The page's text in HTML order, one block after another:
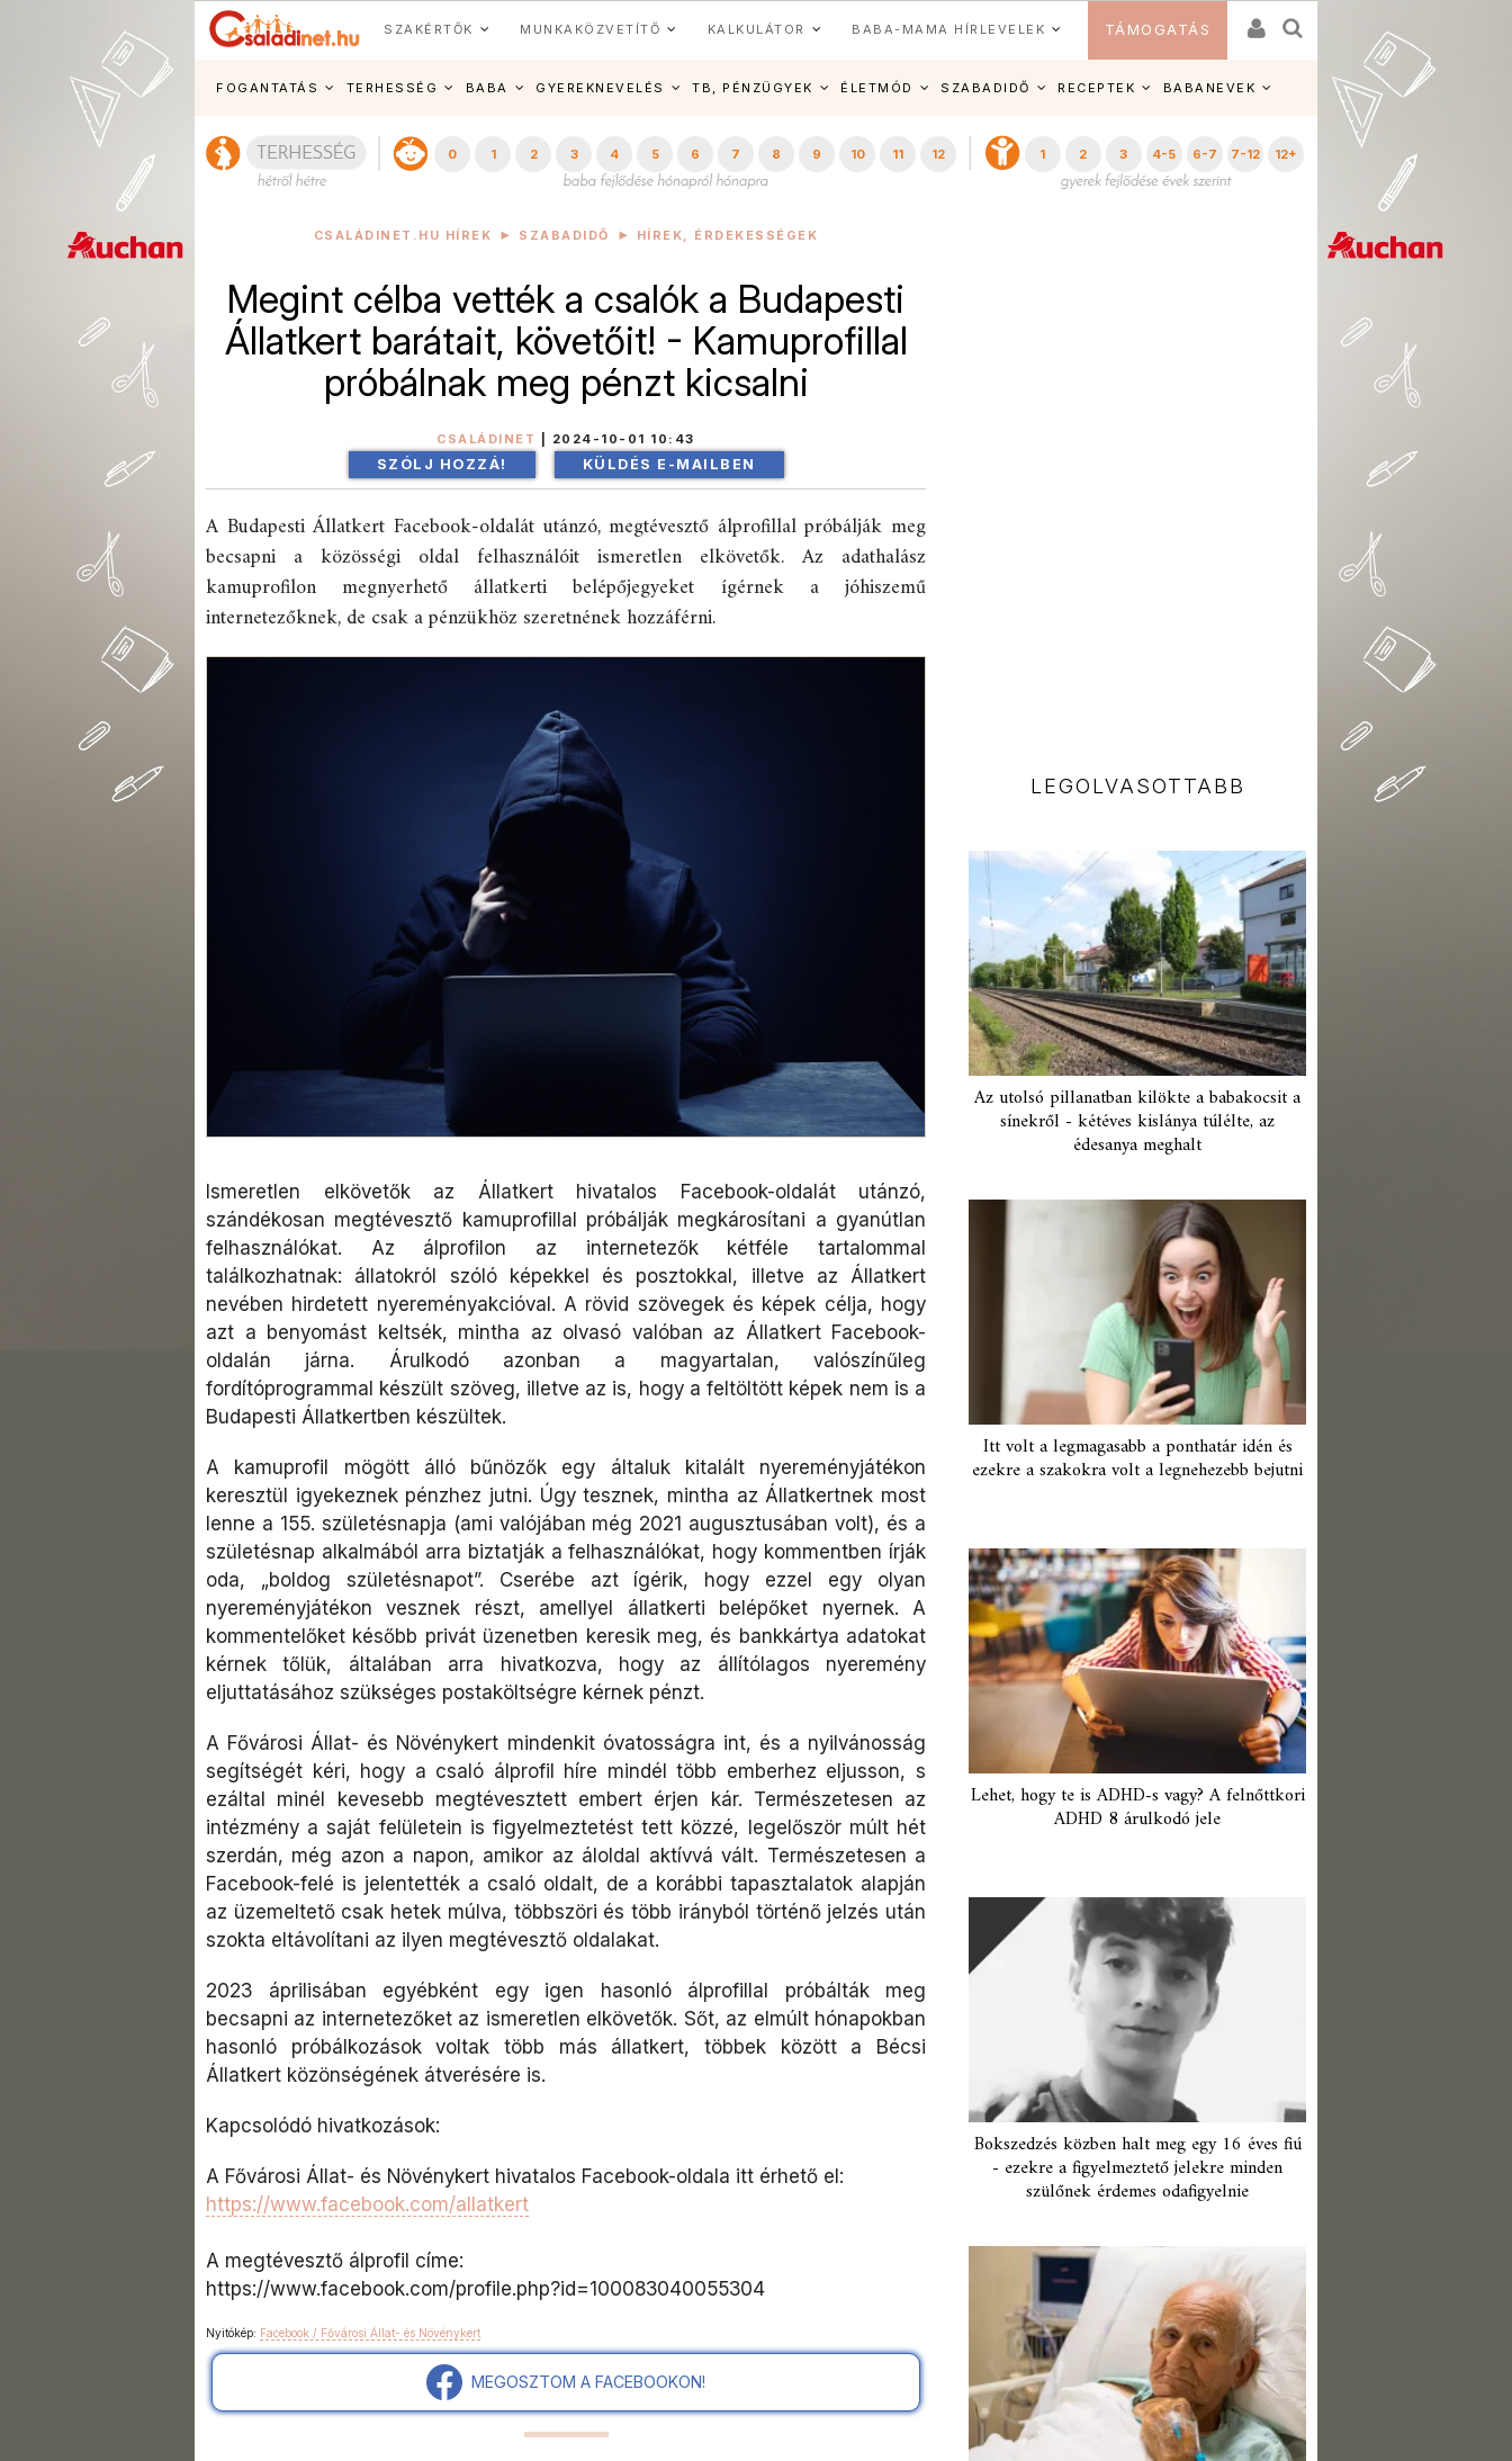
SZAKÉRTŐK MUNKAKÖZVETÍTŐ KALKULÁTOR BABA-MAMA HÍRLEVELEK TÁMOGATÁS
FOGANTATÁS TERHESSÉG BABA GYEREKNEVELÉS TB, PÉNZÜGYEK ÉLETMÓD SZABADIDŐ RECEPTEK BABANEVEK
0 1 2 3 4 5 6 7 8 9 10 11 12 1 2 3 4-5 6-7 7-12 12+
CSALÁDINET.HU HÍREK SZABADIDŐ HÍREK, ÉRDEKESSÉGEK
Megint célba vették a csalók a Budapesti
Állatkert barátait, követőit! - Kamuprofillal
próbálnak meg pénzt kicsalni
CSALÁDINET 2024-10-01 10:43
SZÓLJ HOZZÁ! KÜLDÉS E-MAILBEN
A Budapesti Állatkert Facebook-oldalát utánzó, megtévesztő álprofillal próbálják meg
becsapni a közösségi oldal felhasználóit ismeretlen elkövetők. Az adathalász
kamuprofilon megnyerhető állatkerti belépőjegyeket ígérnek a jóhiszemű
internetezőknek, de csak a pénzükhöz szeretnének hozzáférni.
Ismeretlen elkövetők az Állatkert hivatalos Facebook-oldalát utánzó,
szándékosan megtévesztő kamuprofillal próbálják megkárosítani a gyanútlan
felhasználókat. Az álprofilon az internetezők kétféle tartalommal
találkozhatnak: állatokról szóló képekkel és posztokkal, illetve az Állatkert
nevében hirdetett nyereményakcióval. A rövid szövegek és képek célja, hogy
azt a benyomást keltsék, mintha az olvasó valóban az Állatkert Facebook-
oldalán járna. Árulkodó azonban a magyartalan, valószínűleg
fordítóprogrammal készült szöveg, illetve az is, hogy a feltöltött képek nem is a
Budapesti Állatkertben készültek.
A kamuprofil mögött álló bűnözők egy általuk kitalált nyereményjátékon
keresztül igyekeznek pénzhez jutni. Úgy tesznek, mintha az Állatkertnek most
lenne a 155. születésnapja (ami valójában még 2021 augusztusában volt), és a
születésnap alkalmából arra biztatják a felhasználókat, hogy kommentben írják
oda, „boldog születésnapot”. Cserébe azt ígérik, hogy ezzel egy olyan
nyereményjátékon vesznek részt, amellyel állatkerti belépőket nyernek. A
kommentelőket később privát üzenetben keresik meg, és bankkártya adatokat
kérnek tőlük, általában arra hivatkozva, hogy az állítólagos nyeremény
eljuttatásához szükséges postaköltségre kérnek pénzt.
A Fővárosi Állat- és Növénykert mindenkit óvatosságra int, és a nyilvánosság
segítségét kéri, hogy a csaló álprofil híre mindél több emberhez eljusson, s
ezáltal minél kevesebb megtévesztett embert érjen kár. Természetesen az
intézmény a saját felületein is figyelmeztetést tett közzé, legelőször múlt hét
szerdán, még azon a napon, amikor az áloldal aktívvá vált. Természetesen a
Facebook-felé is jelentették a csaló oldalt, de a korábbi tapasztalatok alapján
az üzemeltető csak hetek múlva, többszöri és több irányból történő jelzés után
szokta eltávolítani az ilyen megtévesztő oldalakat.
2023 áprilisában egyébként egy igen hasonló álprofillal próbálták meg
becsapni az internetezőket az ismeretlen elkövetők. Sőt, az elmúlt hónapokban
hasonló próbálkozások voltak több más állatkert, többek között a Bécsi
Állatkert közönségének átverésére is.
Kapcsolódó hivatkozások:
A Fővárosi Állat- és Növénykert hivatalos Facebook-oldala itt érhető el:
https://www.facebook.com/allatkert
A megtévesztő álprofil címe:
https://www.facebook.com/profile.php?id=100083040055304
Nyitókép: Facebook / Fővárosi Állat- és Növénykert
MEGOSZTOM A FACEBOOKON!
LEGOLVASOTTABB
Az utolsó pillanatban kilökte a babakocsit a
sínekről - kétéves kislánya túlélte, az
édesanya meghalt
Itt volt a legmagasabb a ponthatár idén és
ezekre a szakokra volt a legnehezebb bejutni
Lehet, hogy te is ADHD-s vagy? A felnőttkori
ADHD 8 árulkodó jele
Bokszedzés közben halt meg egy 16 éves fiú
- ezekre a figyelmeztető jelekre minden
szülőnek érdemes odafigyelnie